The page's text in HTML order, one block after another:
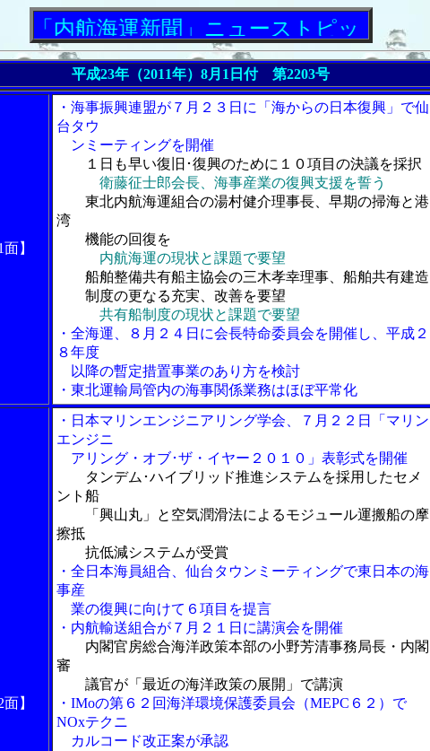
海運新聞」ニューストピックス
平成23年（2011年）8月1日付 第2203号
】
・海事振興連盟が７月２３日に「海からの日本復興」で仙
台タウ
ンミーティングを開催
１日も早い復旧･復興のために１０項目の決議を採択
衛藤征士郎会長、海事産業の復興支援を誓う
東北内航海運組合の湯村健介理事長、早期の掃海と港
湾
機能の回復を
内航海運の現状と課題で要望
船舶整備共有船主協会の三木孝幸理事、船舶共有建造
制度の更なる充実、改善を要望
共有船制度の現状と課題で要望
・全海運、８月２４日に会長特命委員会を開催し、平成２
８年度
以降の暫定措置事業のあり方を検討
・東北運輸局管内の海事関係業務はほぼ平常化
】
・日本マリンエンジニアリング学会、７月２２日「マリン
エンジニ
アリング・オブ･ザ・イヤー２０１０」表彰式を開催
タンデム･ハイブリッド推進システムを採用したセメ
ント船
「興山丸」と空気潤滑法によるモジュール運搬船の摩
擦抵
抗低減システムが受賞
・全日本海員組合、仙台タウンミーティングで東日本の海
事産
業の復興に向けて６項目を提言
・内航輸送組合が７月２１日に講演会を開催
内閣官房総合海洋政策本部の小野芳清事務局長・内閣
審
議官が「最近の海洋政策の展開」で講演
・IMoの第６２回海洋環境保護委員会（MEPC６２）で
NOxテクニ
カルコード改正案が承認